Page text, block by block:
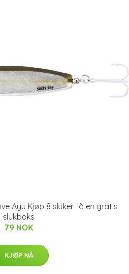
Ayu Kjøp 8 sluker få en gratis
slukboks
79 NOK
KJØP NÅ